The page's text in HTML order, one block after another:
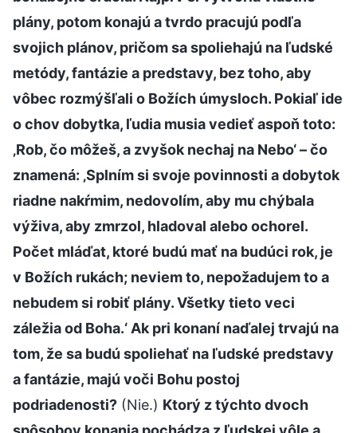
plány, potom konajú a tvrdo pracujú podľa
svojich plánov, pričom sa spoliehajú na ľudské
metódy, fantázie a predstavy, bez toho, aby
vôbec rozmýšľali o Božích úmysloch. Pokiaľ ide
o chov dobytka, ľudia musia vedieť aspoň toto:
‚Rob, čo môžeš, a zvyšok nechaj na Nebo‘ – čo
znamená: ‚Splním si svoje povinnosti a dobytok
riadne nakŕmim, nedovolím, aby mu chýbala
výživa, aby zmrzol, hladoval alebo ochorel.
Počet mláďat, ktoré budú mať na budúci rok, je
v Božích rukách; neviem to, nepožadujem to a
nebudem si robiť plány. Všetky tieto veci
záležia od Boha.‘ Ak pri konaní naďalej trvajú na
tom, že sa budú spoliehať na ľudské predstavy
a fantázie, majú voči Bohu postoj
podriadenosti? (Nie.) Ktorý z týchto dvoch